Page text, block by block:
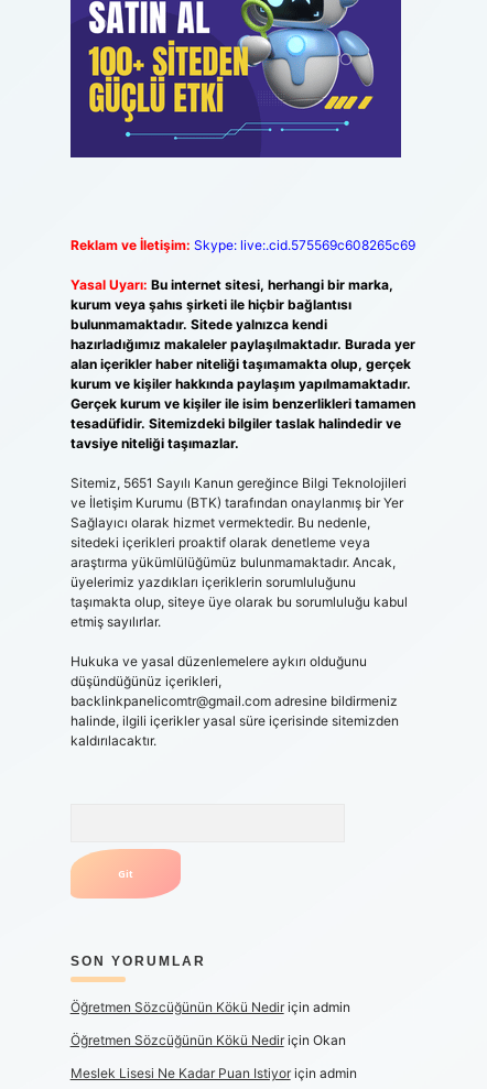
Reklam ve İletişim: Skype: live:.cid.575569c608265c69
Yasal Uyarı: Bu internet sitesi, herhangi bir marka,
kurum veya şahıs şirketi ile hiçbir bağlantısı
bulunmamaktadır. Sitede yalnızca kendi
hazırladığımız makaleler paylaşılmaktadır. Burada yer
alan içerikler haber niteliği taşımamakta olup, gerçek
kurum ve kişiler hakkında paylaşım yapılmamaktadır.
Gerçek kurum ve kişiler ile isim benzerlikleri tamamen
tesadüfidir. Sitemizdeki bilgiler taslak halindedir ve
tavsiye niteliği taşımazlar.
Sitemiz, 5651 Sayılı Kanun gereğince Bilgi Teknolojileri
ve İletişim Kurumu (BTK) tarafından onaylanmış bir Yer
Sağlayıcı olarak hizmet vermektedir. Bu nedenle,
sitedeki içerikleri proaktif olarak denetleme veya
araştırma yükümlülüğümüz bulunmamaktadır. Ancak,
üyelerimiz yazdıkları içeriklerin sorumluluğunu
taşımakta olup, siteye üye olarak bu sorumluluğu kabul
etmiş sayılırlar.
Hukuka ve yasal düzenlemelere aykırı olduğunu
düşündüğünüz içerikleri,
backlinkpanelicomtr@gmail.comadresine bildirmeniz
halinde, ilgili içerikler yasal süre içerisinde sitemizden
kaldırılacaktır.
SON YORUMLAR
Öğretmen Sözcüğünün Kökü Nediriçin admin
Öğretmen Sözcüğünün Kökü Nediriçin Okan
Meslek Lisesi Ne Kadar Puan Istiyoriçin admin